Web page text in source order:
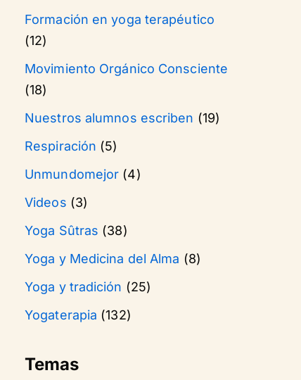
Formación en yoga terapéutico
(12)
Movimiento Orgánico Consciente
(18)
Nuestros alumnos escriben (19)
Respiración (5)
Unmundomejor (4)
Videos (3)
Yoga Sûtras (38)
Yoga y Medicina del Alma (8)
Yoga y tradición (25)
Yogaterapia (132)
Temas